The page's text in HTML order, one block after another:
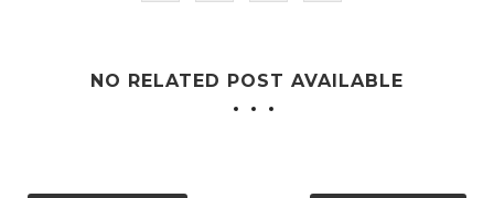
NO RELATED POST AVAILABLE